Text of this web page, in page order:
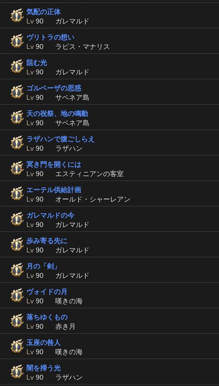
気配の正体
Lv 90 ガレマルド
ヴリトラの想い
Lv 90 ラピス・マナリス
阻む光
Lv 90 ガレマルド
ゴルベーザの思惑
Lv 90 サベネア島
天の祝祭、地の鳴動
Lv 90 サベネア島
ラザハンで腹ごしらえ
Lv 90 ラザハン
冥き門を開くには
Lv 90 エスティニアンの客室
エーテル供給計画
Lv 90 オールド・シャーレアン
ガレマルドの今
Lv 90 ガレマルド
歩み寄る先に
Lv 90 ガレマルド
月の「剣」
Lv 90 ガレマルド
ヴォイドの月
Lv 90 嘆きの海
落ちゆくもの
Lv 90 赤き月
玉座の咎人
Lv 90 嘆きの海
闇を掃う光
Lv 90 ラザハン